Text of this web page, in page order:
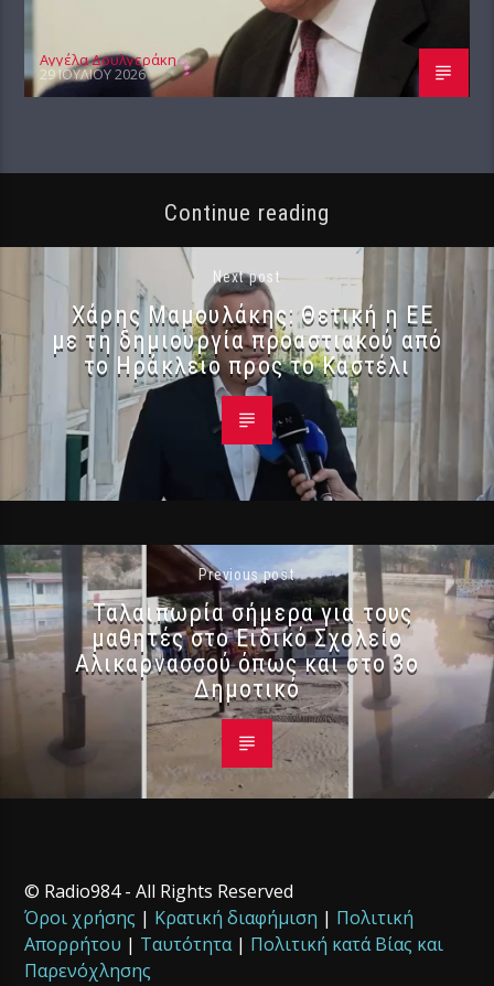
Αγγέλα Δουλγεράκη
29 ΙΟΥΛΊΟΥ 2026
Continue reading
Next post
Χάρης Μαμουλάκης: Θετική η ΕΕ
με τη δημιουργία προαστιακού από
το Ηράκλειο προς το Καστέλι
Previous post
Ταλαιπωρία σήμερα για τους
μαθητές στο Ειδικό Σχολείο
Αλικαρνασσού όπως και στο 3ο
Δημοτικό
© Radio984 - All Rights Reserved
Όροι χρήσης | Κρατική διαφήμιση | Πολιτική
Απορρήτου | Ταυτότητα| Πολιτική κατά Βίας και
Παρενόχλησης